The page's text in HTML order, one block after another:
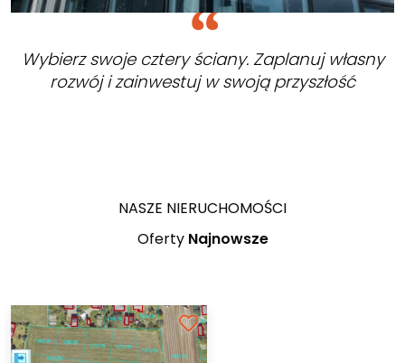
Wybierz swoje cztery ściany. Zaplanuj własny
rozwój i zainwestuj w swoją przyszłość
NASZE NIERUCHOMOŚCI
Oferty Najnowsze